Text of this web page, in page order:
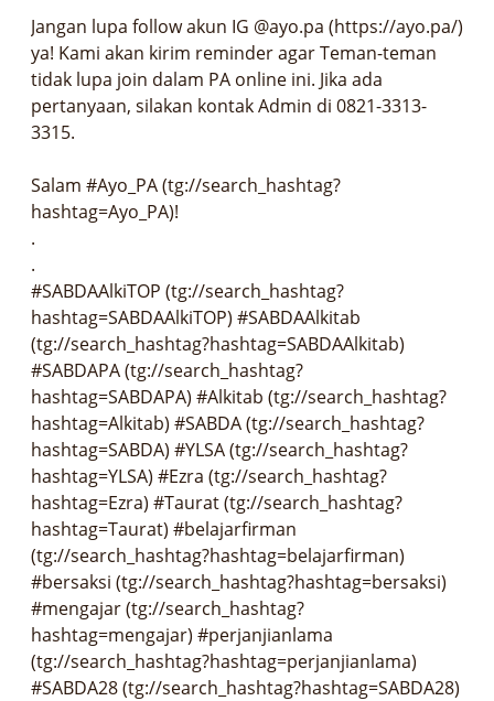
Jangan lupa follow akun IG @ayo.pa (https://ayo.pa/)
ya! Kami akan kirim reminder agar Teman-teman
tidak lupa join dalam PA online ini. Jika ada
pertanyaan, silakan kontak Admin di 0821-3313-
3315.
Salam #Ayo_PA (tg://search_hashtag?
hashtag=Ayo_PA)!
.
.
#SABDAAlkiTOP (tg://search_hashtag?
hashtag=SABDAAlkiTOP) #SABDAAlkitab
(tg://search_hashtag?hashtag=SABDAAlkitab)
#SABDAPA (tg://search_hashtag?
hashtag=SABDAPA) #Alkitab (tg://search_hashtag?
hashtag=Alkitab) #SABDA (tg://search_hashtag?
hashtag=SABDA) #YLSA (tg://search_hashtag?
hashtag=YLSA) #Ezra (tg://search_hashtag?
hashtag=Ezra) #Taurat (tg://search_hashtag?
hashtag=Taurat) #belajarfirman
(tg://search_hashtag?hashtag=belajarfirman)
#bersaksi (tg://search_hashtag?hashtag=bersaksi)
#mengajar (tg://search_hashtag?
hashtag=mengajar) #perjanjianlama
(tg://search_hashtag?hashtag=perjanjianlama)
#SABDA28 (tg://search_hashtag?hashtag=SABDA28)